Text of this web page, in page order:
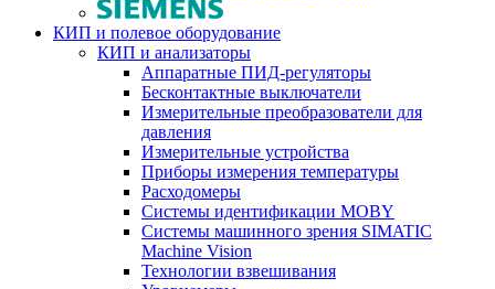
КИП и полевое оборудование
КИП и анализаторы
Аппаратные ПИД-регуляторы
Бесконтактные выключатели
Измерительные преобразователи для
давления
Измерительные устройства
Приборы измерения температуры
Расходомеры
Системы идентификации MOBY
Системы машинного зрения SIMATIC
Machine Vision
Технологии взвешивания